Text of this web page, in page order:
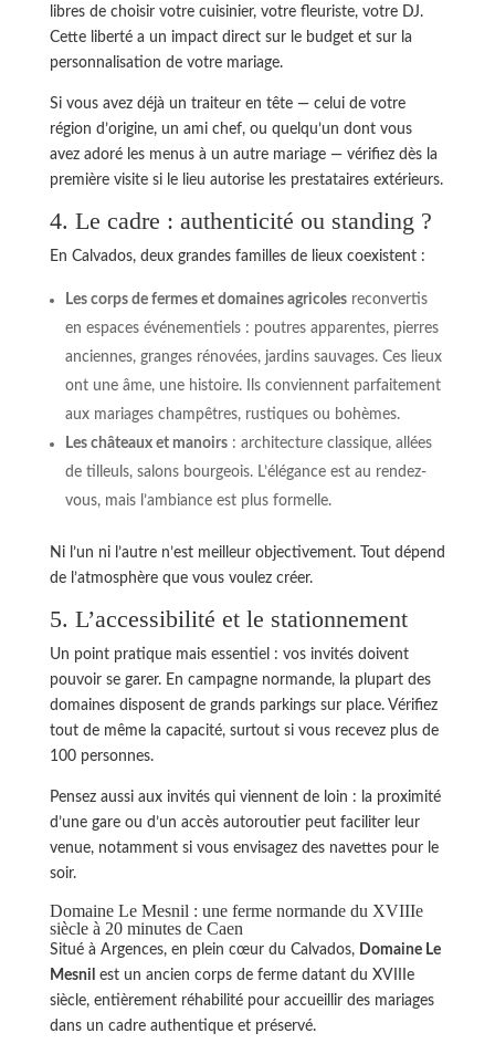
libres de choisir votre cuisinier, votre fleuriste, votre DJ.
Cette liberté a un impact direct sur le budget et sur la
personnalisation de votre mariage.
Si vous avez déjà un traiteur en tête — celui de votre
région d’origine, un ami chef, ou quelqu’un dont vous
avez adoré les menus à un autre mariage — vérifiez dès la
première visite si le lieu autorise les prestataires extérieurs.
4. Le cadre : authenticité ou standing ?
En Calvados, deux grandes familles de lieux coexistent :
Les corps de fermes et domaines agricolesreconvertis
en espaces événementiels : poutres apparentes, pierres
anciennes, granges rénovées, jardins sauvages. Ces lieux
ont une âme, une histoire. Ils conviennent parfaitement
aux mariages champêtres, rustiques ou bohèmes.
Les châteaux et manoirs: architecture classique, allées
de tilleuls, salons bourgeois. L’élégance est au rendez-
vous, mais l’ambiance est plus formelle.
Ni l’un ni l’autre n’est meilleur objectivement. Tout dépend
de l’atmosphère que vous voulez créer.
5. L’accessibilité et le stationnement
Un point pratique mais essentiel : vos invités doivent
pouvoir se garer. En campagne normande, la plupart des
domaines disposent de grands parkings sur place. Vérifiez
tout de même la capacité, surtout si vous recevez plus de
100 personnes.
Pensez aussi aux invités qui viennent de loin : la proximité
d’une gare ou d’un accès autoroutier peut faciliter leur
venue, notamment si vous envisagez des navettes pour le
soir.
Domaine Le Mesnil : une ferme normande du XVIIIe
siècle à 20 minutes de Caen
Situé à Argences, en plein cœur du Calvados, Domaine Le
Mesnil est un ancien corps de ferme datant du XVIIIe
siècle, entièrement réhabilité pour accueillir des mariages
dans un cadre authentique et préservé.